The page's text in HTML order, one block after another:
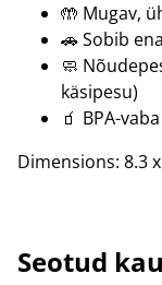
🤲 Mugav,
🚗 Sobib
🧼
käsipesu)
🧃 BPA-vaba
Dimensions: 8.3
Seotud